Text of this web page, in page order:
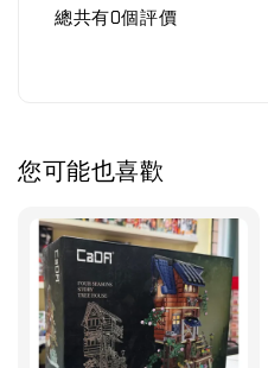
總共有0個評價
您可能也喜歡